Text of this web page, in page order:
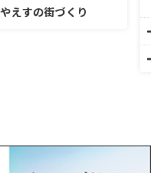
やえすの街づくり